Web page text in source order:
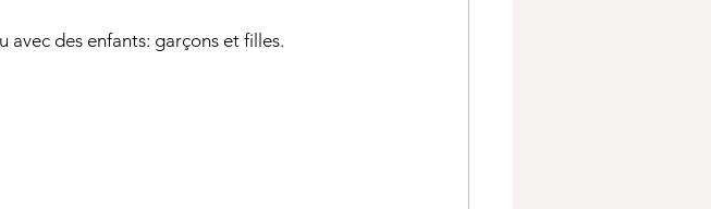
des enfants: garçons et filles.